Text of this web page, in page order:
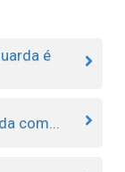
é
com...